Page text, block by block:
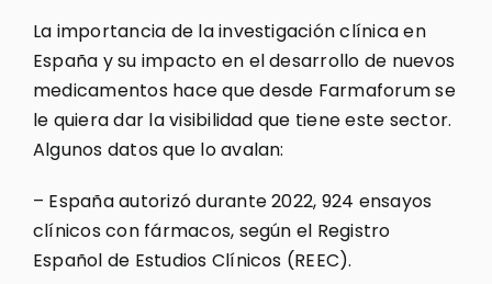
La importancia de la investigación clínica en
España y su impacto en el desarrollo de nuevos
medicamentos hace que desde Farmaforum se
le quiera dar la visibilidad que tiene este sector.
Algunos datos que lo avalan:
– España autorizó durante 2022, 924 ensayos
clínicos con fármacos, según el Registro
Español de Estudios Clínicos (REEC).